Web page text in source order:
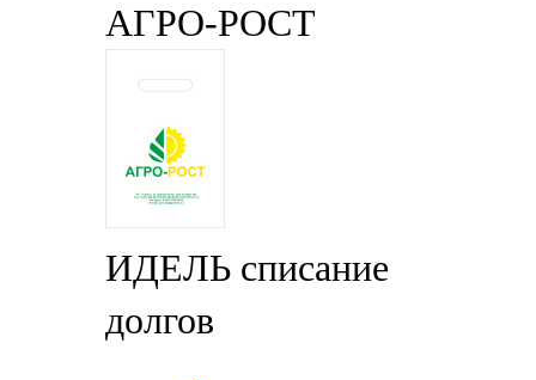
АГРО-РОСТ
ИДЕЛЬ списание
долгов